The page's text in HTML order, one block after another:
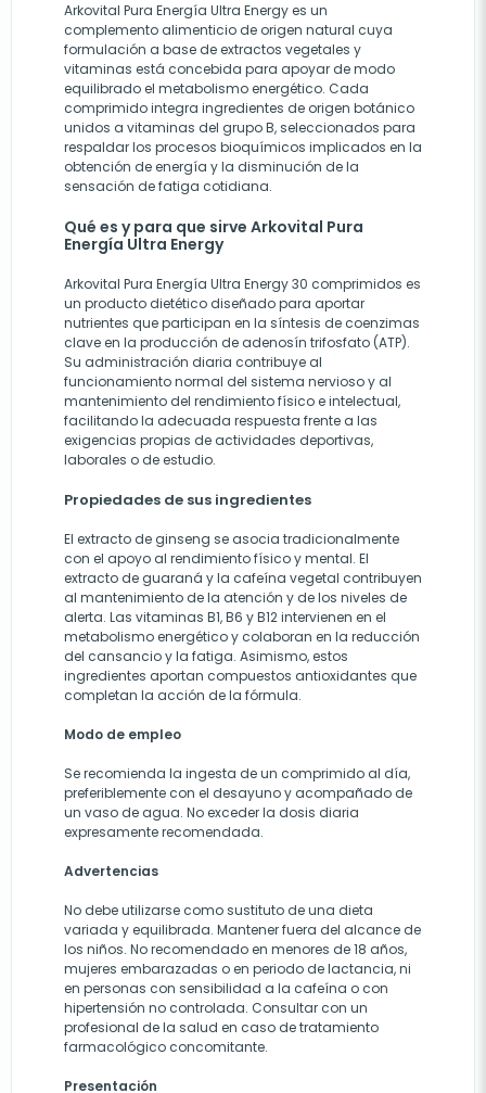
Arkovital Pura Energía Ultra Energy es un
complemento alimenticio de origen natural cuya
formulación a base de extractos vegetales y
vitaminas está concebida para apoyar de modo
equilibrado el metabolismo energético. Cada
comprimido integra ingredientes de origen botánico
unidos a vitaminas del grupo B, seleccionados para
respaldar los procesos bioquímicos implicados en la
obtención de energía y la disminución de la
sensación de fatiga cotidiana.
Qué es y para que sirve Arkovital Pura
Energía Ultra Energy
Arkovital Pura Energía Ultra Energy 30 comprimidos es
un producto dietético diseñado para aportar
nutrientes que participan en la síntesis de coenzimas
clave en la producción de adenosín trifosfato (ATP).
Su administración diaria contribuye al
funcionamiento normal del sistema nervioso y al
mantenimiento del rendimiento físico e intelectual,
facilitando la adecuada respuesta frente a las
exigencias propias de actividades deportivas,
laborales o de estudio.
Propiedades de sus ingredientes
El extracto de ginseng se asocia tradicionalmente
con el apoyo al rendimiento físico y mental. El
extracto de guaraná y la cafeína vegetal contribuyen
al mantenimiento de la atención y de los niveles de
alerta. Las vitaminas B1, B6 y B12 intervienen en el
metabolismo energético y colaboran en la reducción
del cansancio y la fatiga. Asimismo, estos
ingredientes aportan compuestos antioxidantes que
completan la acción de la fórmula.
Modo de empleo
Se recomienda la ingesta de un comprimido al día,
preferiblemente con el desayuno y acompañado de
un vaso de agua. No exceder la dosis diaria
expresamente recomendada.
Advertencias
No debe utilizarse como sustituto de una dieta
variada y equilibrada. Mantener fuera del alcance de
los niños. No recomendado en menores de 18 años,
mujeres embarazadas o en periodo de lactancia, ni
en personas con sensibilidad a la cafeína o con
hipertensión no controlada. Consultar con un
profesional de la salud en caso de tratamiento
farmacológico concomitante.
Presentación